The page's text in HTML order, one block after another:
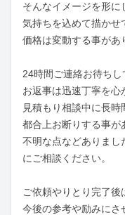
そんなイメージを形に
気持ちを込めて描かせ
価格は変動する事があ
24時間ご連絡お待ちし
お返事は迅速丁寧を心
見積もり相談中に長
都合上お断りする事が
不明な点などありまし
にご相談ください。
ご依頼やりとり完了後
今後の参考や励みにさ